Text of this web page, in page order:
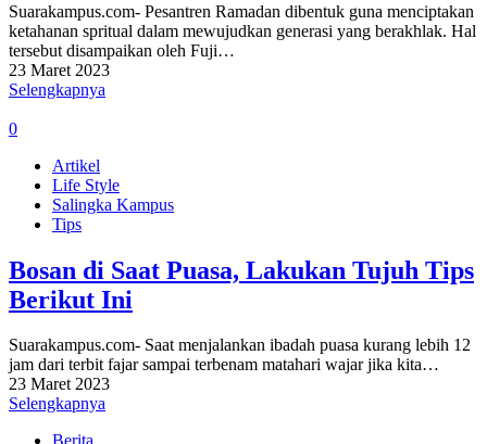
Suarakampus.com- Pesantren Ramadan dibentuk guna menciptakan
ketahanan spritual dalam mewujudkan generasi yang berakhlak. Hal
tersebut disampaikan oleh Fuji…
23 Maret 2023
Selengkapnya
0
Artikel
Life Style
Salingka Kampus
Tips
Bosan di Saat Puasa, Lakukan Tujuh Tips
Berikut Ini
Suarakampus.com- Saat menjalankan ibadah puasa kurang lebih 12
jam dari terbit fajar sampai terbenam matahari wajar jika kita…
23 Maret 2023
Selengkapnya